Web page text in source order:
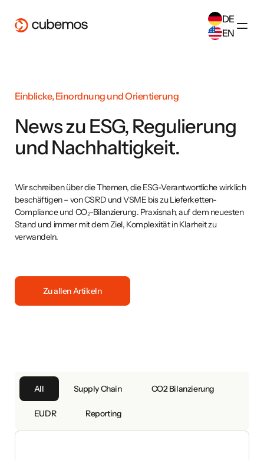
DE
EN
English(EN
Einblicke, Einordnung und Orientierung
News zu ESG, Regulierung
und Nachhaltigkeit.
Wir schreiben über die Themen, die ESG-Verantwortliche wirklich
beschäftigen – von CSRD und VSME bis zu Lieferketten-
Compliance und CO₂-Bilanzierung. Praxisnah, auf dem neuesten
Stand und immer mit dem Ziel, Komplexität in Klarheit zu
verwandeln.
Zu allen Artikeln
All Supply Chain CO2 Bilanzierung
EUDR Reporting